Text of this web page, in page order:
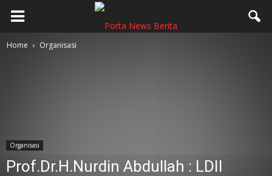
Home Organisasi
Organisasi
Prof.Dr.H.Nurdin Abdullah : LDII